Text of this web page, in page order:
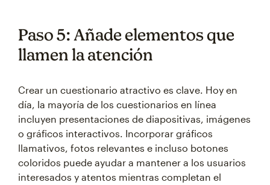
Paso 5: Añade elementos que
llamen la atención
Crear un cuestionario atractivo es clave. Hoy en
día, la mayoría de los cuestionarios en línea
incluyen presentaciones de diapositivas, imágenes
o gráficos interactivos. Incorporar gráficos
llamativos, fotos relevantes e incluso botones
coloridos puede ayudar a mantener a los usuarios
interesados y atentos mientras completan el